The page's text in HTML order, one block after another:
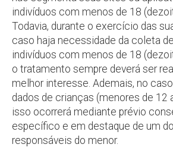
indivíduos com menos de 18
Todavia, durante o exercício das
caso haja necessidade da coleta
indivíduos com menos de 18
o tratamento sempre deverá ser
melhor interesse. Ademais, no
dados de crianças (menores de 12
isso ocorrerá mediante prévio
específico e em destaque de um
responsáveis do menor.